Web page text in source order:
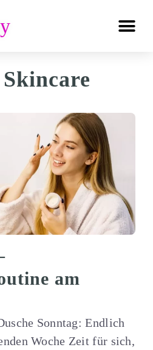
Skincare
am
Sonntag: Endlich
Woche Zeit für sich,